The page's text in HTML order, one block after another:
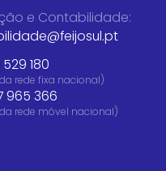
e Contabilidade:
529 180
rede fixa nacional)
965 366
rede móvel nacional)